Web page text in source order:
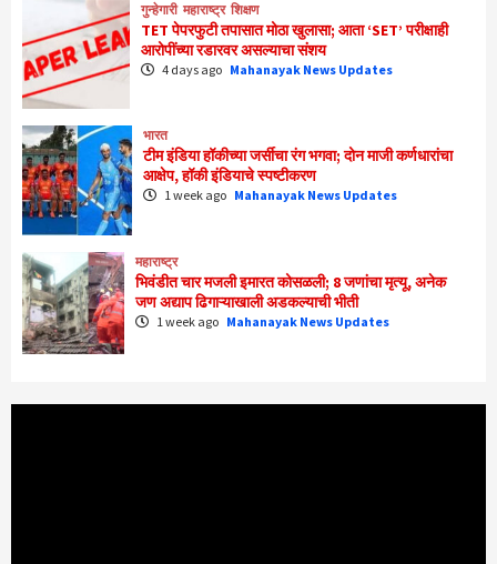
गुन्हेगारी महाराष्ट्र शिक्षण
TET पेपरफुटी तपासात मोठा खुलासा; आता ‘SET’ परीक्षाही
आरोपींच्या रडारवर असल्याचा संशय
4 days ago Mahanayak News Updates
भारत
टीम इंडिया हॉकीच्या जर्सीचा रंग भगवा; दोन माजी कर्णधारांचा
आक्षेप, हॉकी इंडियाचे स्पष्टीकरण
1 week ago Mahanayak News Updates
महाराष्ट्र
भिवंडीत चार मजली इमारत कोसळली; 8 जणांचा मृत्यू, अनेक
जण अद्याप ढिगाऱ्याखाली अडकल्याची भीती
1 week ago Mahanayak News Updates